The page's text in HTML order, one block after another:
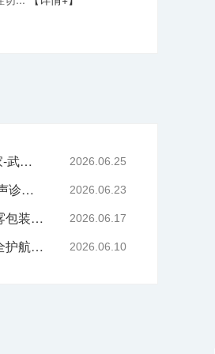
专业二元阀鼻喷OEM/ODM二类医疗器械生产厂家-武汉耦合医学 2026.06.25
严守医用耗材质控底线 高品质无菌耦合剂护航超声诊疗院感安全-武汉耦合医学 2026.06.23
技术赋能喷雾产品升级｜二元袋阀喷雾，开启气雾包装新工艺时代 2026.06.17
告别刺激与感染，无菌耦合剂为临床超声诊疗安全护航-武汉耦合医学 2026.06.10